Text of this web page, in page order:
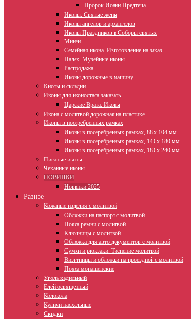
Пророк Иоанн Предтеча
Иконы. Святые жены
Иконы ангелов и архангелов
Иконы Праздников и Соборы святых
Минеи
Семейная икона. Изготовление на заказ
Палех. Музейные иконы
Распродажа
Иконы дорожные в машину
Киоты и складни
Иконы для иконостаса заказать
Царские Врата. Иконы
Икона с молитвой дорожная на пластике
Иконы в посеребренных рамках
Иконы в посеребренных рамках, 88 х 104 мм
Иконы в посеребренных рамках, 140 х 180 мм
Иконы в посеребренных рамках, 180 х 240 мм
Писаные иконы
Чеканные иконы
НОВИНКИ
Новинки 2025
Разное
Кожаные изделия с молитвой
Обложки на паспорт с молитвой
Пояса ремни с молитвой
Ключницы с молитвой
Обложка для авто документов с молитвой
Сумки и рюкзаки. Тиснение молитвой
Визитницы и обложки на проездной с молитвой
Пояса монашенские
Уголь кадильный
Елей освященный
Колокола
Куличи пасхальные
Скидки